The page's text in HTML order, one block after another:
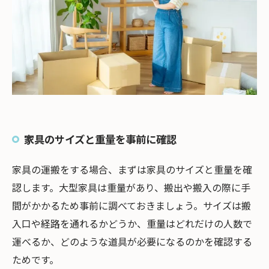
家具のサイズと重量を事前に確認
家具の運搬をする場合、まずは家具のサイズと重量を確
認します。大型家具は重量があり、搬出や搬入の際に手
間がかかるため事前に調べておきましょう。サイズは搬
入口や経路を通れるかどうか、重量はどれだけの人数で
運べるか、どのような道具が必要になるのかを確認する
ためです。